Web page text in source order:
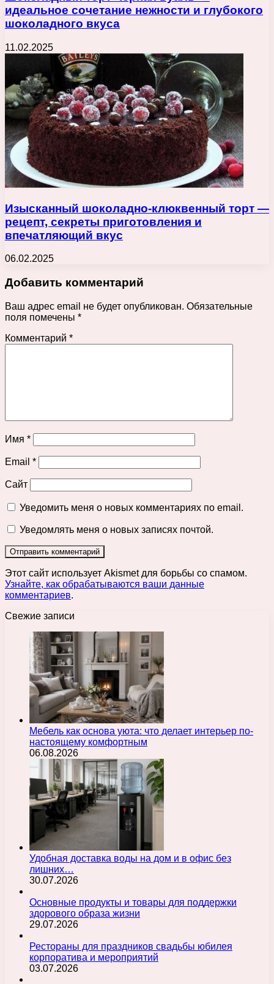
идеальное сочетание нежности и глубокого
шоколадного вкуса
11.02.2025
Изысканный шоколадно-клюквенный торт —
рецепт, секреты приготовления и
впечатляющий вкус
06.02.2025
Добавить комментарий
Ваш адрес email не будет опубликован. Обязательные
поля помечены *
Комментарий *
Имя *
Email *
Сайт
Уведомить меня о новых комментариях по email.
Уведомлять меня о новых записях почтой.
Этот сайт использует Akismet для борьбы со спамом.
Узнайте, как обрабатываются ваши данные
комментариев.
Свежие записи
Мебель как основа уюта: что делает интерьер по-
настоящему комфортным
06.08.2026
Удобная доставка воды на дом и в офис без
лишних…
30.07.2026
Основные продукты и товары для поддержки
здорового образа жизни
29.07.2026
Рестораны для праздников свадьбы юбилея
корпоратива и мероприятий
03.07.2026